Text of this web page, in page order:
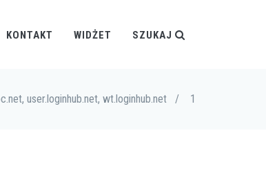
KONTAKT WIDŻET SZUKAJ
user.loginhub.net, wt.loginhub.net / 1